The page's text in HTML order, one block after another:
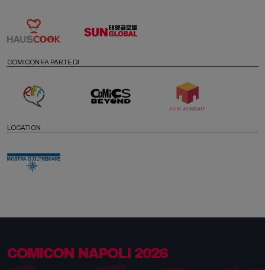
COMICON FA PARTE DI
LOCATION
COMICON NAPOLI 2026